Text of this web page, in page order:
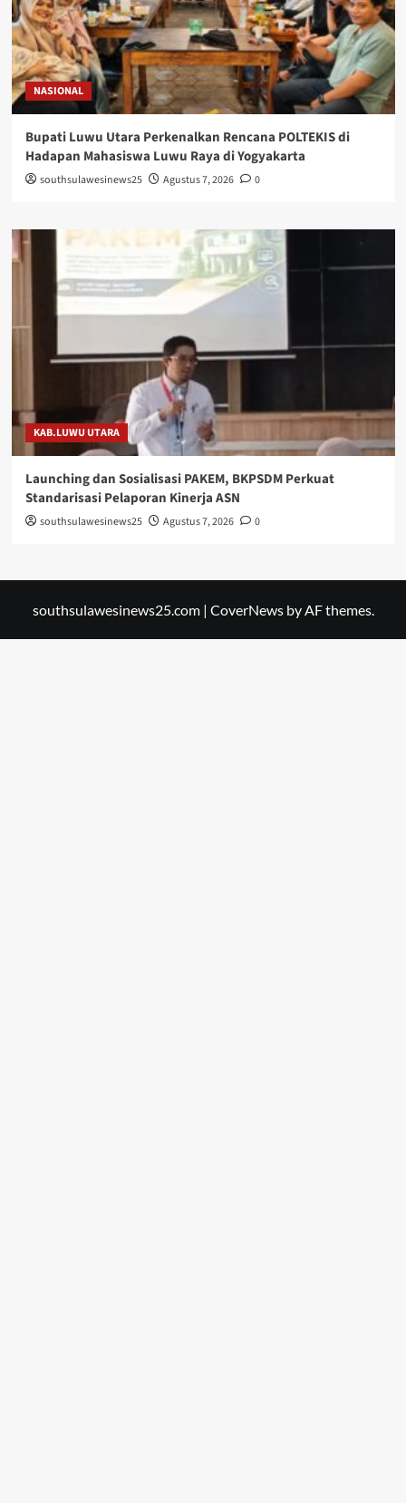
NASIONAL
Bupati Luwu Utara Perkenalkan Rencana POLTEKIS di
Hadapan Mahasiswa Luwu Raya di Yogyakarta
southsulawesinews25 Agustus 7, 2026 0
KAB.LUWU UTARA
Launching dan Sosialisasi PAKEM, BKPSDM Perkuat
Standarisasi Pelaporan Kinerja ASN
southsulawesinews25 Agustus 7, 2026 0
southsulawesinews25.com | CoverNewsby AF themes.